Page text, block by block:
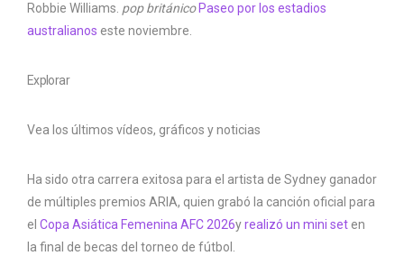
Robbie Williams. pop británico Paseo por los estadios
australianos este noviembre.
Explorar
Vea los últimos vídeos, gráficos y noticias
Ha sido otra carrera exitosa para el artista de Sydney ganador
de múltiples premios ARIA, quien grabó la canción oficial para
el Copa Asiática Femenina AFC 2026yrealizó un mini set en
la final de becas del torneo de fútbol.